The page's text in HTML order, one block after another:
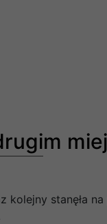
kolejny stanęła